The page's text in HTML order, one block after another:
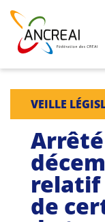
Skip
content
ANCREAI
À propos
Journées
Formations
VEILLE
relatif
de